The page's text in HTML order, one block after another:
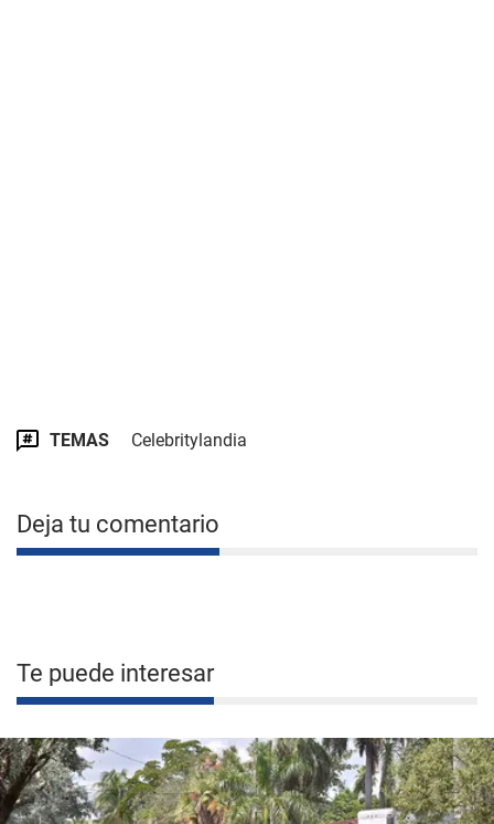
TEMAS Celebritylandia
Deja tu comentario
Te puede interesar